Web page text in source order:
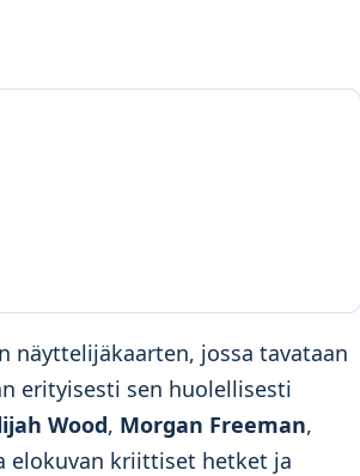
näyttelijäkaarten, jossa tavataan
erityisesti sen huolellisesti
Wood, Morgan Freeman,
elokuvan kriittiset hetket ja